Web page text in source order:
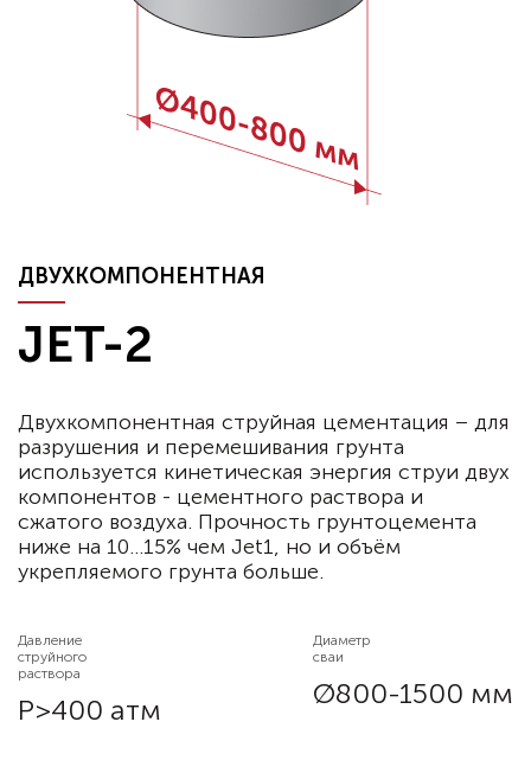
ДВУХКОМПОНЕНТНАЯ
JET-2
Двухкомпонентная струйная цементация – для
разрушения и перемешивания грунта
используется кинетическая энергия струи двух
компонентов - цементного раствора и
сжатого воздуха. Прочность грунтоцемента
ниже на 10…15% чем Jet1, но и объём
укрепляемого грунта больше.
Давление
струйного
раствора
P>400 атм
Диаметр
сваи
Ø800-1500 мм